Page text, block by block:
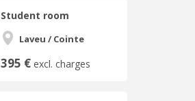
Student room
Laveu / Cointe
395 € excl. charges